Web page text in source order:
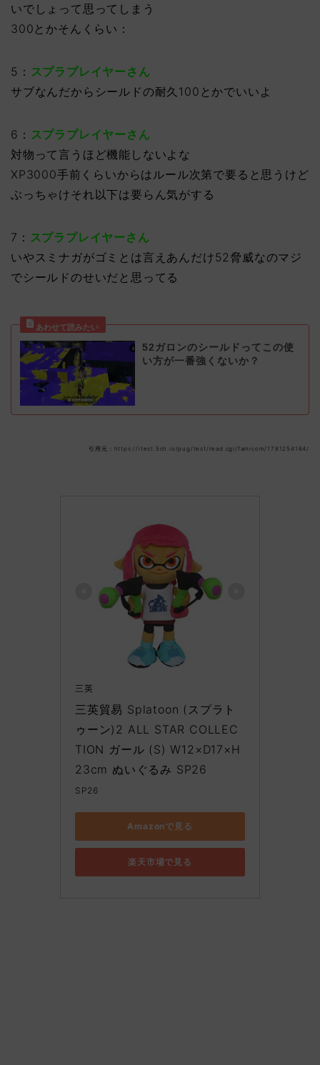
いでしょって思ってしまう
300とかそんくらい：
5： スプラプレイヤーさん
サブなんだからシールドの耐久100とかでいいよ
6： スプラプレイヤーさん
対物って言うほど機能しないよな
XP3000手前くらいからはルール次第で要ると思うけど
ぶっちゃけそれ以下は要らん気がする
7： スプラプレイヤーさん
いやスミナガがゴミとは言えあんだけ52脅威なのマジ
でシールドのせいだと思ってる
52ガロンのシールドってこの使
い方が一番強くないか？
引用元：https://itest.5ch.io/pug/test/read.cgi/famicom/1781254164/
三英
三英貿易 Splatoon (スプラト
ゥーン)2 ALL STAR COLLEC
TION ガール (S) W12×D17×H
23cm ぬいぐるみ SP26
SP26
Amazonで見る
楽天市場で見る